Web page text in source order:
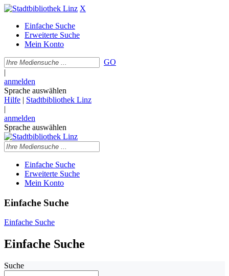
X
Einfache Suche
Erweiterte Suche
Mein Konto
GO
|
anmelden
Sprache auswählen
Hilfe | Stadtbibliothek Linz
|
anmelden
Sprache auswählen
Einfache Suche
Erweiterte Suche
Mein Konto
Einfache Suche
Einfache Suche
Einfache Suche
Suche